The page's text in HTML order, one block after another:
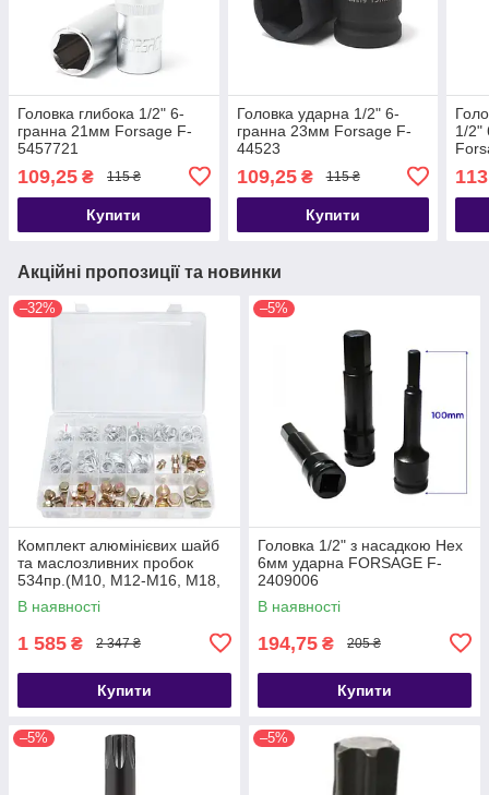
Головка глибока 1/2" 6-
гранна 21мм Forsage F-
5457721
109,25 ₴ 115 ₴
Купити
Головка ударна 1/2" 6-
гранна 23мм Forsage F-
44523
109,25₴ 115 ₴
Купити
1/2"
Акційні пропозиції та новинки
–32%
Комплект алюмінієвих шайб
та маслозливних пробок
534пр.(М10, М12-М16, М18,
М20) Forsage F-04J1063
В наявності
1 585 ₴ 2 347 ₴
Купити
–5%
Головка 1/2" з насадкою Hex
6мм ударна FORSAGE F-
2409006
В наявності
194,75 ₴ 205 ₴
Купити
–5% –5%